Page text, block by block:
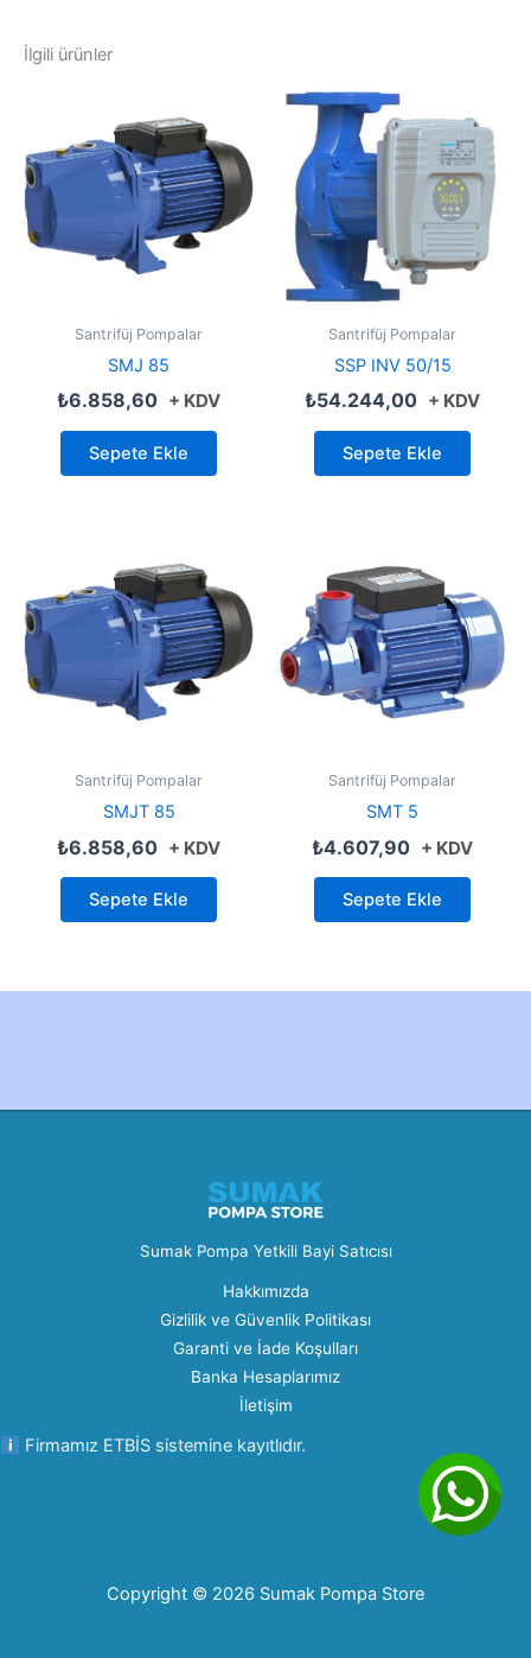
İlgili ürünler
Santrifüj Pompalar
SMJ 85
₺6.858,60 + KDV
Sepete Ekle
Santrifüj Pompalar
SSP INV 50/15
₺54.244,00 + KDV
Sepete Ekle
Santrifüj Pompalar
SMJT 85
₺6.858,60 + KDV
Sepete Ekle
Santrifüj Pompalar
SMT 5
₺4.607,90 + KDV
Sepete Ekle
Sumak Pompa Yetkili Bayi Satıcısı
Hakkımızda
Gizlilik ve Güvenlik Politikası
Garanti ve İade Koşulları
Banka Hesaplarımız
İletişim
Firmamız ETBİS sistemine kayıtlıdır.
Copyright © 2026 Sumak Pompa Store